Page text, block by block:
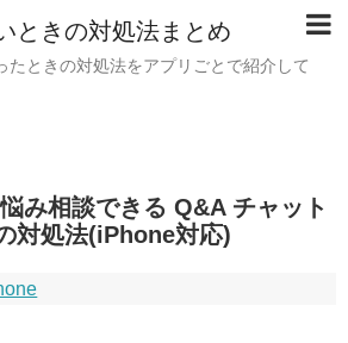
ときの対処法まとめ
たときの対処法をアプリごとで紹介して
み相談できる Q&A チャット
対処法(iPhone対応)